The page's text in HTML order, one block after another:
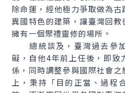
除命運，經他極力爭取做為
異國特色的建築，讓臺灣回
擁有一個聚禮靈修的場所。
總統談及，臺灣過去參
礙，自他4年前上任後，即致
係，同時調整參與國際社會
上，秉持「目的正當、過程